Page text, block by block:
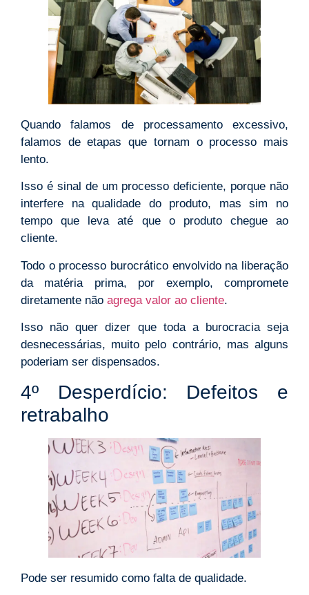
Quando falamos de processamento excessivo,
falamos de etapas que tornam o processo mais
lento.
Isso é sinal de um processo deficiente, porque não
interfere na qualidade do produto, mas sim no
tempo que leva até que o produto chegue ao
cliente.
Todo o processo burocrático envolvido na liberação
da matéria prima, por exemplo, compromete
diretamente não agrega valor ao cliente.
Isso não quer dizer que toda a burocracia seja
desnecessárias, muito pelo contrário, mas alguns
poderiam ser dispensados.
4º Desperdício: Defeitos e
retrabalho
Pode ser resumido como falta de qualidade.